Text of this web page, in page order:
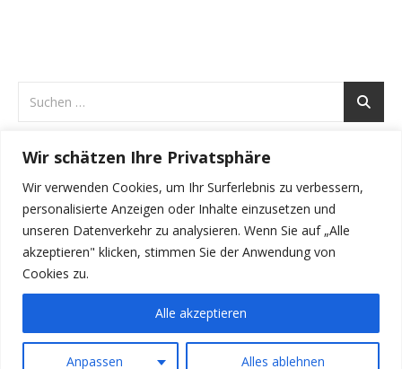
Wir schätzen Ihre Privatsphäre
Wir verwenden Cookies, um Ihr Surferlebnis zu verbessern,
personalisierte Anzeigen oder Inhalte einzusetzen und
unseren Datenverkehr zu analysieren. Wenn Sie auf „Alle
akzeptieren" klicken, stimmen Sie der Anwendung von
Cookies zu.
Anpassen Alles ablehnen
Alle akzeptieren
ARCHIVE
Archive
Irene Herzog-Genner 2026 ©
Impressum Datenschutz
Ashe Theme von WP Royal